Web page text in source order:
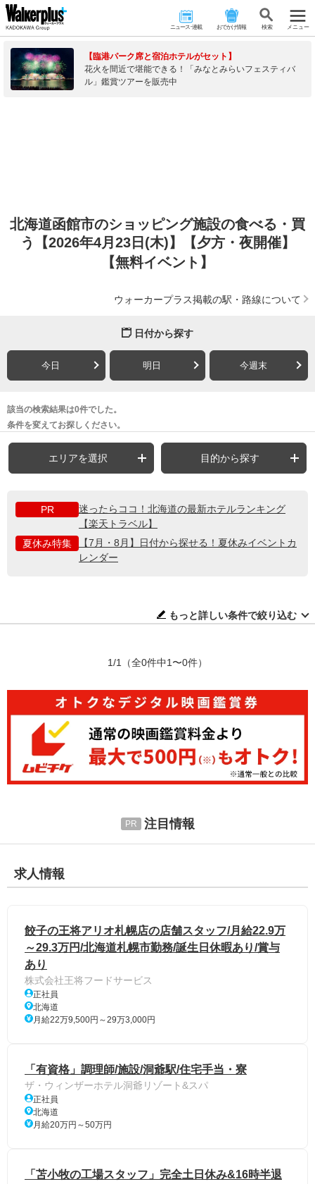
ニュース･連載 おでかけ情報 検 索 メニュー
【臨港パーク席と宿泊ホテルがセット】
花火を間近で堪能できる！「みなとみらいフェスティバ
ル」鑑賞ツアーを販売中
北海道函館市のショッピング施設の食べる・買
う【2026年4月23日(木)】【夕方・夜開催】
【無料イベント】
ウォーカープラス掲載の駅・路線について
日付から探す
今日 明日 今週末
該当の検索結果は0件でした。
条件を変えてお探しください。
エリアを選択 目的から探す
PR
迷ったらココ！北海道の最新ホテルランキング
【楽天トラベル】
夏休み特集
【7月・8月】日付から探せる！夏休みイベントカ
レンダー
もっと詳しい条件で絞り込む
1/1 （全0件中1〜0件）
注目情報
求人情報
餃子の王将アリオ札幌店の店舗スタッフ/月給22.9万
～29.3万円/北海道札幌市勤務/誕生日休暇あり/賞与
あり
株式会社王将フードサービス
正社員
北海道
月給22万9,500円～29万3,000円
「有資格」調理師/施設/洞爺駅/住宅手当・寮
ザ・ウィンザーホテル洞爺リゾート&スパ
正社員
北海道
月給20万円～50万円
「苫小牧の工場スタッフ」完全土日休み&16時半退